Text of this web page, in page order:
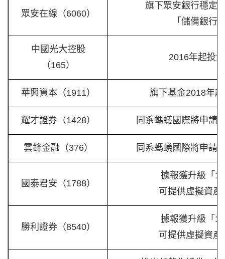
眾安在線（6060）
旗下眾安銀行穩定
「儲備銀行
中國光大控股
（165）
2016年起投
華興資本（1911） 旗下基金2018年
耀才證券（1428） 同系螞蟻國際將申請
雲鋒金融（376） 同系螞蟻國際將申請
國泰君安（1788）
據報獲升級「1
可提供虛擬資產
勝利證券（8540）
據報獲升級「1
可提供虛擬資產